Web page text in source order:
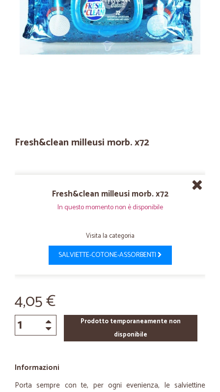
Fresh&clean milleusi morb. x72
Fresh&clean milleusi morb. x72
In questo momento non è disponibile
Visita la categoria
SALVIETTE-COTONE-ASSORBENTI
4,05 €
Prodotto temporaneamente non
disponibile
Informazioni
Porta sempre con te, per ogni evenienza, le salviettine